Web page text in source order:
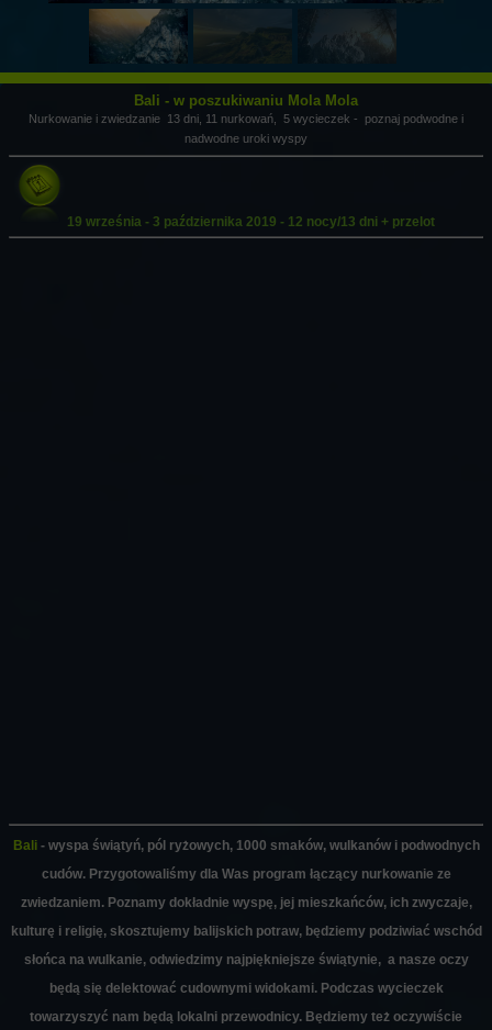
Bali - w poszukiwaniu Mola Mola
Nurkowanie i zwiedzanie 13 dni, 11 nurkowań, 5 wycieczek - poznaj podwodne i
nadwodne uroki wyspy
19 września - 3 października 2019 - 12 nocy/13 dni + przelot
Bali - wyspa świątyń, pól ryżowych, 1000 smaków, wulkanów i podwodnych
cudów. Przygotowaliśmy dla Was program łączący nurkowanie ze
zwiedzaniem. Poznamy dokładnie wyspę, jej mieszkańców, ich zwyczaje,
kulturę i religię, skosztujemy balijskich potraw, będziemy podziwiać wschód
słońca na wulkanie, odwiedzimy najpiękniejsze świątynie, a nasze oczy
będą się delektować cudownymi widokami. Podczas wycieczek
towarzyszyć nam będą lokalni przewodnicy. Będziemy też oczywiście